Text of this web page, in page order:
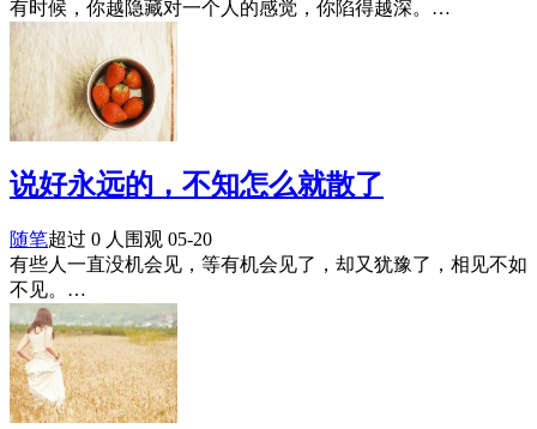
有时候，你越隐藏对一个人的感觉，你陷得越深。…
说好永远的，不知怎么就散了
随笔超过 0 人围观 05-20
有些人一直没机会见，等有机会见了，却又犹豫了，相见不如
不见。…